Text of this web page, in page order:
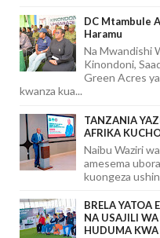
DC Mtambule
Haramu
Na Mwandishi
Kinondoni,
Green Acres
kwanza kua...
TANZANIA
AFRIKA
Naibu Waziri
amesema
kuongeza
BRELA YATOA
NA USAJILI
HUDUMA